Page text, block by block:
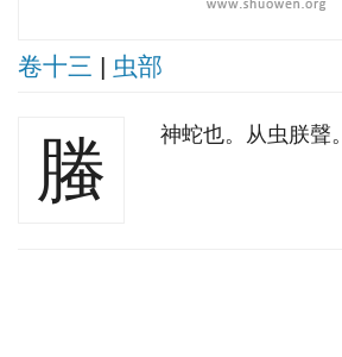
卷十三 | 虫部
螣 神蛇也。从虫朕聲。